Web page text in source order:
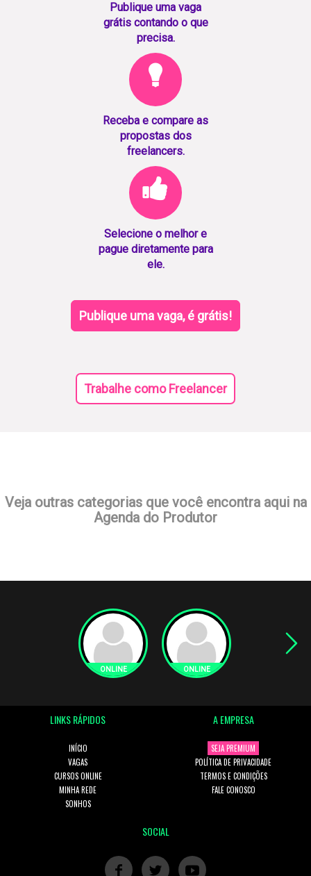
Publique uma vaga
grátis contando o que
precisa.
Receba e compare as
propostas dos
freelancers.
Selecione o melhor e
pague diretamente para
ele.
Publique uma vaga, é grátis!
Trabalhe como Freelancer
Veja outras categorias que você encontra aqui na
Agenda do Produtor
LINKS RÁPIDOS
INÍCIO
VAGAS
CURSOS ONLINE
MINHA REDE
SONHOS
A EMPRESA
SEJA PREMIUM
POLÍTICA DE PRIVACIDADE
TERMOS E CONDIÇÕES
FALE CONOSCO
SOCIAL